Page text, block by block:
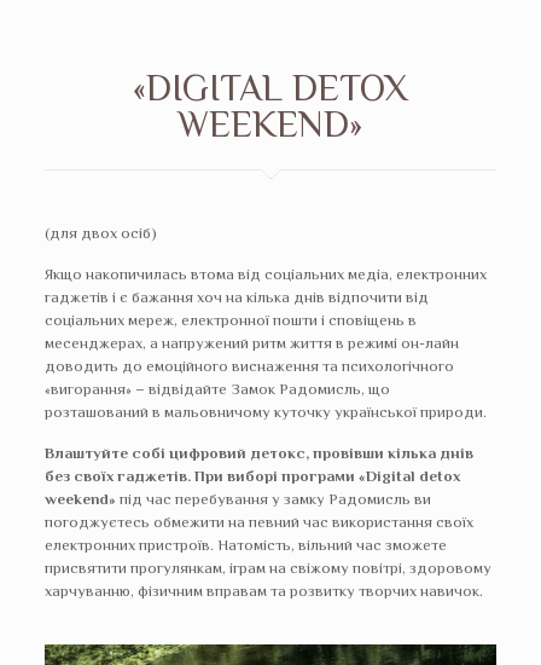
«DIGITAL DETOX
WEEKEND»
(для двох осіб)
Якщо накопичилась втома від соціальних медіа, електронних
гаджетів і є бажання хоч на кілька днів відпочити від
соціальних мереж, електронної пошти і сповіщень в
месенджерах, а напружений ритм життя в режимі он-лайн
доводить до емоційного виснаження та психологічного
«вигорання» – відвідайте Замок Радомисль, що
розташований в мальовничому куточку української природи.
Влаштуйте собі цифровий детокс, провівши кілька днів
без своїх гаджетів. При виборі програми «Digital detox
weekend» під час перебування у замку Радомисль ви
погоджуєтесь обмежити на певний час використання своїх
електронних пристроїв. Натомість, вільний час зможете
присвятити прогулянкам, іграм на свіжому повітрі, здоровому
харчуванню, фізичним вправам та розвитку творчих навичок.